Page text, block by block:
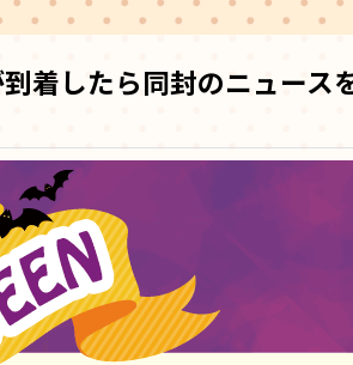
着したら同封のニュース